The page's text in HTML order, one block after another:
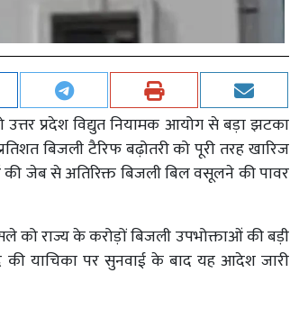
उत्तर प्रदेश विद्युत नियामक आयोग से बड़ा झटका
बिजली टैरिफ बढ़ोतरी को पूरी तरह खारिज
जेब से अतिरिक्त बिजली बिल वसूलने की पावर
को राज्य के करोड़ों बिजली उपभोक्ताओं की बड़ी
की याचिका पर सुनवाई के बाद यह आदेश जारी